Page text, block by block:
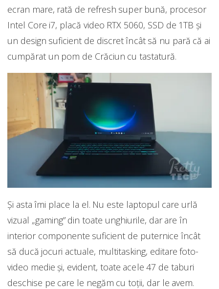
ecran mare, rată de refresh super bună, procesor
Intel Core i7, placă video RTX 5060, SSD de 1TB și
un design suficient de discret încât să nu pară că ai
cumpărat un pom de Crăciun cu tastatură.
Și asta îmi place la el. Nu este laptopul care urlă
vizual „gaming” din toate unghiurile, dar are în
interior componente suficient de puternice încât
să ducă jocuri actuale, multitasking, editare foto-
video medie și, evident, toate acele 47 de taburi
deschise pe care le negăm cu toții, dar le avem.